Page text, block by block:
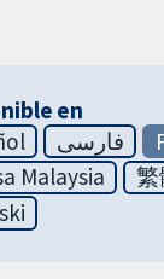
en
فارسی
Malaysia